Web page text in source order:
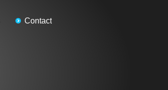
Contact